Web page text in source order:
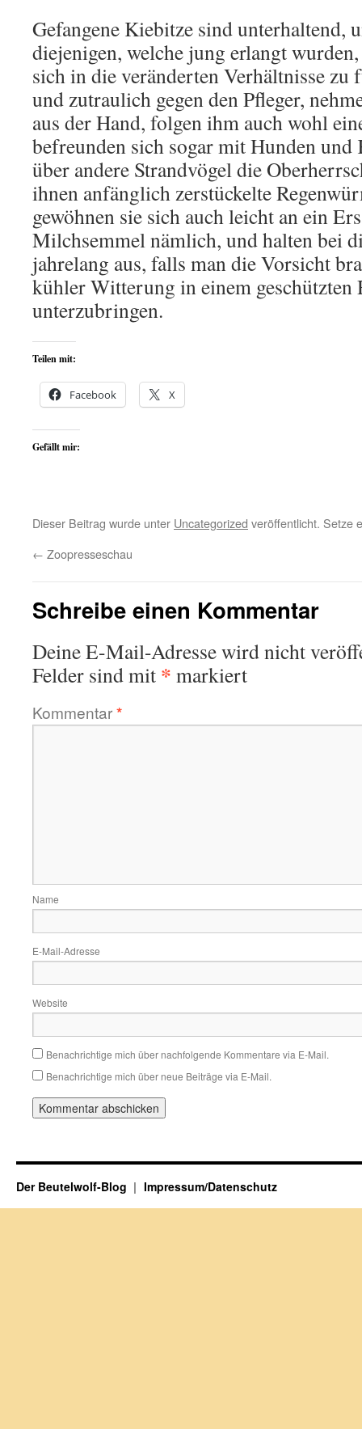
Gefangene Kiebitze sind unterhaltend,
diejenigen, welche jung erlangt
sich in die veränderten Verhältnisse zu
und zutraulich gegen den Pfleger,
aus der Hand, folgen ihm auch wohl
befreunden sich sogar mit Hunden und
über andere Strandvögel die
ihnen anfänglich zerstückelte
gewöhnen sie sich auch leicht an ein
Milchsemmel nämlich, und halten bei
jahrelang aus, falls man die Vorsicht
kühler Witterung in einem geschützten
unterzubringen.
Teilen mit:
Facebook X
Gefällt mir:
Dieser Beitrag wurde unter Uncategorized veröffentlicht. Setze
← Zoopresseschau
Schreibe einen Kommentar
Deine E-Mail-Adresse wird nicht
Felder sind mit * markiert
Kommentar*
Name
E-Mail-Adresse
Website
Benachrichtige mich über nachfolgende Kommentare via E-Mail.
Benachrichtige mich über neue Beiträge via E-Mail.
Der Beutelwolf-Blog Impressum/Datenschutz